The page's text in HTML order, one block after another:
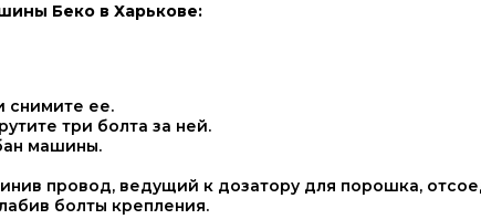
Беко в Харькове:
снимите ее.
три болта за ней.
машины.
провод, ведущий к дозатору для порошка,
болты крепления.